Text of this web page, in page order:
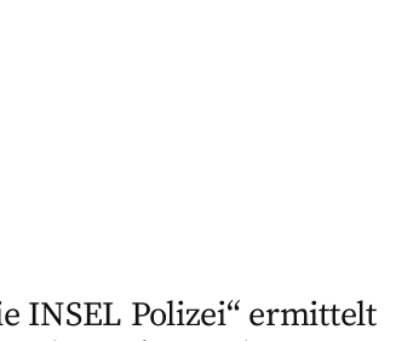
INSEL Polizei“ ermittelt